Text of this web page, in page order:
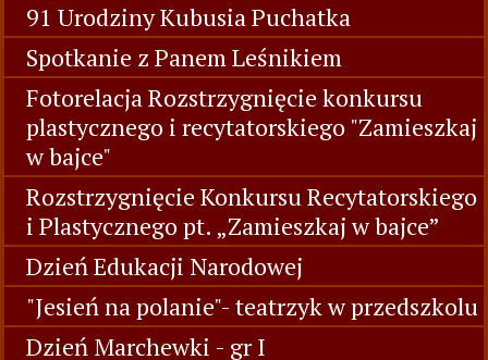
91 Urodziny Kubusia Puchatka
Spotkanie z Panem Leśnikiem
Fotorelacja Rozstrzygnięcie konkursu
plastycznego i recytatorskiego "Zamieszkaj
w bajce"
Rozstrzygnięcie Konkursu Recytatorskiego
i Plastycznego pt. „Zamieszkaj w bajce”
Dzień Edukacji Narodowej
"Jesień na polanie"- teatrzyk w przedszkolu
Dzień Marchewki - gr I